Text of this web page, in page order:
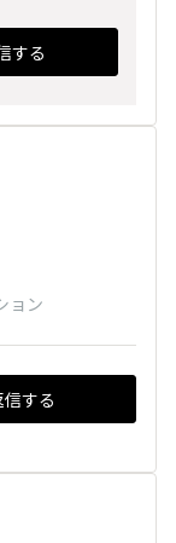
する
ョン
信する